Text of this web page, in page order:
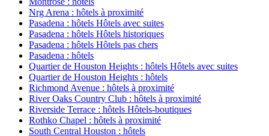
Nrg Arena : hôtels à proximité
Pasadena : hôtels Hôtels avec suites
Pasadena : hôtels Hôtels historiques
Pasadena : hôtels Hôtels pas chers
Pasadena : hôtels
Quartier de Houston Heights : hôtels Hôtels avec suites
Quartier de Houston Heights : hôtels
Richmond Avenue : hôtels à proximité
River Oaks Country Club : hôtels à proximité
Riverside Terrace : hôtels Hôtels-boutiques
Rothko Chapel : hôtels à proximité
South Central Houston : hôtels